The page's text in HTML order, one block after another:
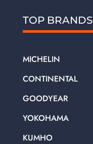
TOP BRANDS
MICHELIN
CONTINENTAL
GOODYEAR
YOKOHAMA
KUMHO